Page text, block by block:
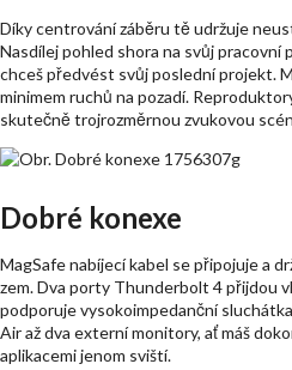
Díky centrování záběru tě udržuje
Nasdílej pohled shora na svůj
chceš předvést svůj poslední projekt.
minimem ruchů na pozadí.
skutečně trojrozměrnou zvukovou
Dobré konexe
MagSafe nabíjecí kabel se připojuje a
zem. Dva porty Thunderbolt 4 přijdou
podporuje vysokoimpedanční
Air až dva externí monitory, ať máš
aplikacemi jenom sviští.